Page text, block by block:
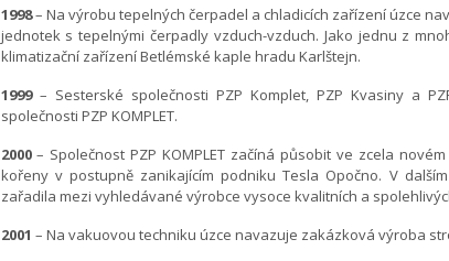
1998– Na výrobu tepelných čerpadel a chladicích zařízení úzce
jednotek s tepelnými čerpadly vzduch-vzduch. Jako jednu z
klimatizační zařízení Betlémské kaple hradu Karlštejn.
1999– Sesterské společnosti PZP Komplet, PZP Kvasiny a
společnosti PZP KOMPLET.
2000– Společnost PZP KOMPLET začíná působit ve zcela
kořeny v postupně zanikajícím podniku Tesla Opočno. V
zařadila mezi vyhledávané výrobce vysoce kvalitních a
2001 – Na vakuovou techniku úzce navazuje zakázková výroba